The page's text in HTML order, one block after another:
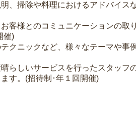
、掃除や料理におけるアドバイス
客様とのコミュニケーションの
催)
クニックなど、様々なテーマや事
らしいサービスを行ったスタッ
す。(招待制･年１回開催)